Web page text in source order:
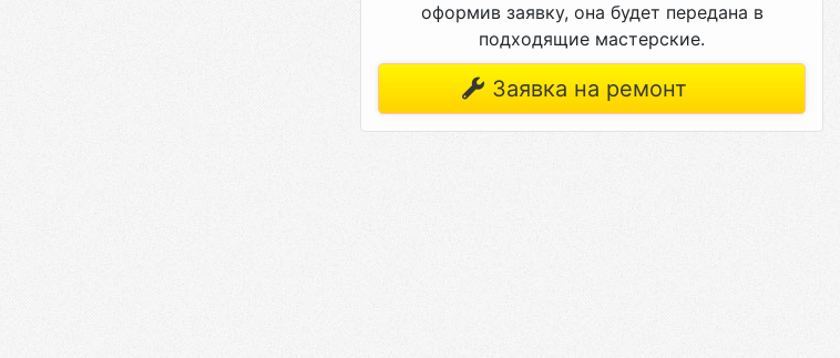
оформив заявку, она будет передана в
подходящие мастерские.
Заявка на ремонт